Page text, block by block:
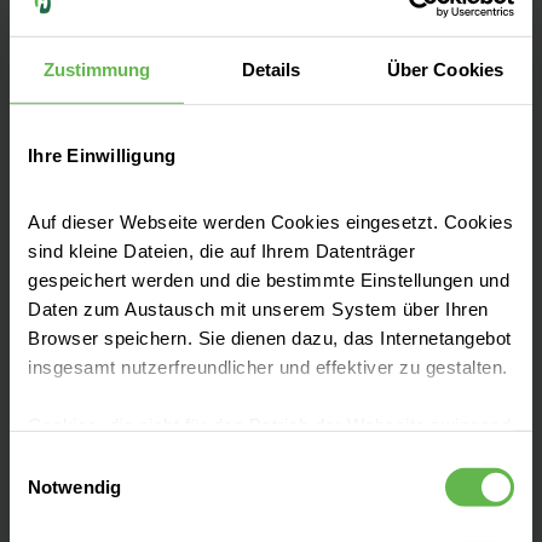
Zustimmung Details Über Cookies
Ihre Einwilligung
Auf dieser Webseite werden Cookies eingesetzt. Cookies
sind kleine Dateien, die auf Ihrem Datenträger
gespeichert werden und die bestimmte Einstellungen und
Daten zum Austausch mit unserem System über Ihren
Browser speichern. Sie dienen dazu, das Internetangebot
insgesamt nutzerfreundlicher und effektiver zu gestalten.
eingesetzt werden.
Notwendig
47166 Duisburg
Anfahrt auf Google Maps
Leistungen finden
Anfahrt & Parken